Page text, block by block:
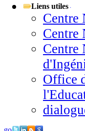
Liens utiles
Centre
Centre
Centre
Office